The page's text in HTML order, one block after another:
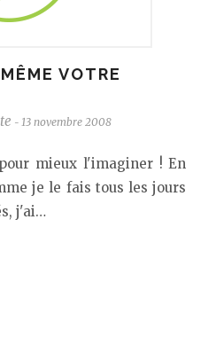
VOTRE
- 13 novembre 2008
mieux l'imaginer ! En
je le fais tous les jours
j'ai…